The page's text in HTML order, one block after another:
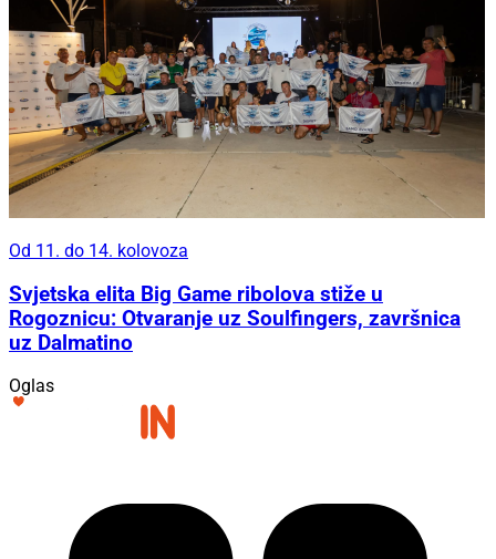
Od 11. do 14. kolovoza
Svjetska elita Big Game ribolova stiže u
Rogoznicu: Otvaranje uz Soulfingers, završnica
uz Dalmatino
Oglas